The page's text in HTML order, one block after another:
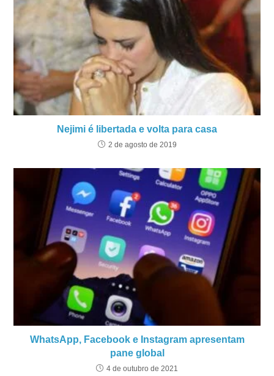
Nejimi é libertada e volta para casa
2 de agosto de 2019
WhatsApp, Facebook e Instagram apresentam
pane global
4 de outubro de 2021